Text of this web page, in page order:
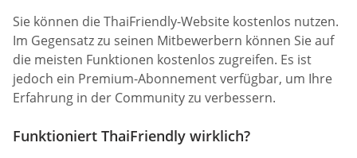
Sie können die ThaiFriendly-Website kostenlos nutzen.
Im Gegensatz zu seinen Mitbewerbern können Sie auf
die meisten Funktionen kostenlos zugreifen. Es ist
jedoch ein Premium-Abonnement verfügbar, um Ihre
Erfahrung in der Community zu verbessern.
Funktioniert ThaiFriendly wirklich?